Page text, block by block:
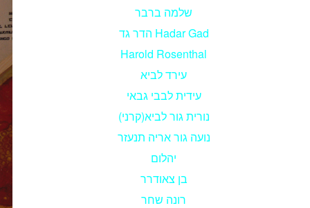
שלמה ברבר
הדר גד Hadar Gad
Harold Rosenthal
עירד לביא
עידית לבבי גבאי
נורית גור לביא(קרני)
נועה גור אריה תנעזר
יהלום
בן צאודרר
רונה שחר